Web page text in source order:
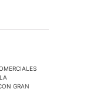
GRAN